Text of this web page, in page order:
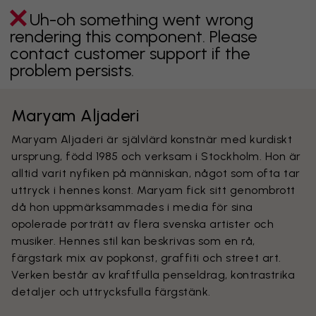
Uh-oh something went wrong
rendering this component. Please
contact customer support if the
problem persists.
Maryam Aljaderi
Maryam Aljaderi är självlärd konstnär med kurdiskt
ursprung, född 1985 och verksam i Stockholm. Hon är
alltid varit nyfiken på människan, något som ofta tar
uttryck i hennes konst. Maryam fick sitt genombrott
då hon uppmärksammades i media för sina
opolerade porträtt av flera svenska artister och
musiker. Hennes stil kan beskrivas som en rå,
färgstark mix av popkonst, graffiti och street art.
Verken består av kraftfulla penseldrag, kontrastrika
detaljer och uttrycksfulla färgstänk.